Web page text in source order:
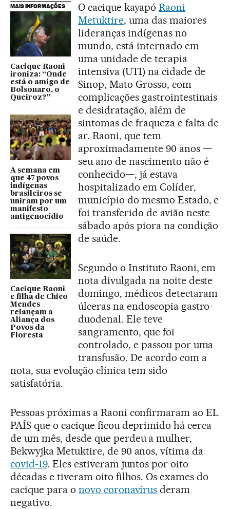
MAIS INFORMAÇÕES
Cacique Raoni
ironiza: “Onde
está o amigo de
Bolsonaro, o
Queiroz?”
A semana em
que 47 povos
indígenas
brasileiros se
uniram por um
manifesto
antigenocídio
Cacique Raoni
e filha de Chico
Mendes
relançam a
Aliança dos
Povos da
Floresta
O cacique kayapó Raoni
Metuktire, uma das maiores
lideranças indígenas no
mundo, está internado em
uma unidade de terapia
intensiva (UTI) na cidade de
Sinop, Mato Grosso, com
complicações gastrointestinais
e desidratação, além de
sintomas de fraqueza e falta de
ar. Raoni, que tem
aproximadamente 90 anos —
seu ano de nascimento não é
conhecido—, já estava
hospitalizado em Colíder,
município do mesmo Estado, e
foi transferido de avião neste
sábado após piora na condição
de saúde.
Segundo o Instituto Raoni, em
nota divulgada na noite deste
domingo, médicos detectaram
úlceras na endoscopia gastro-
duodenal. Ele teve
sangramento, que foi
controlado, e passou por uma
transfusão. De acordo com a
nota, sua evolução clínica tem sido
satisfatória.
Pessoas próximas a Raoni confirmaram ao EL
PAÍS que o cacique ficou deprimido há cerca
de um mês, desde que perdeu a mulher,
Bekwyjka Metuktire, de 90 anos, vítima da
covid-19. Eles estiveram juntos por oito
décadas e tiveram oito filhos. Os exames do
cacique para o novo coronavírus deram
negativo.